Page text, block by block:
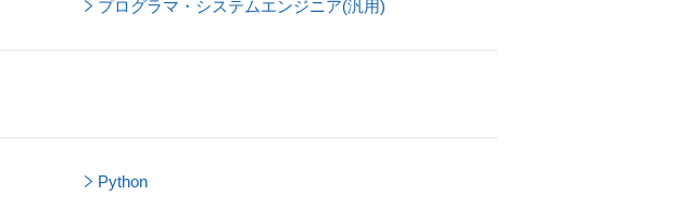
プログラマ・システムエンジニア(汎用)
Python